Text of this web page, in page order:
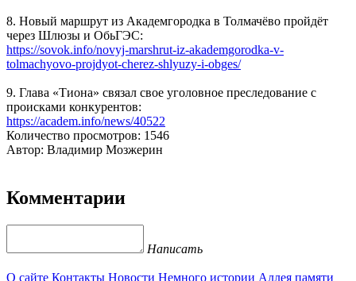
8. Новый маршрут из Академгородка в Толмачёво пройдёт
через Шлюзы и ОбьГЭС:
https://sovok.info/novyj-marshrut-iz-akademgorodka-v-
tolmachyovo-projdyot-cherez-shlyuzy-i-obges/
9. Глава «Тиона» связал свое уголовное преследование с
происками конкурентов:
https://academ.info/news/40522
Количество просмотров: 1546
Автор: Владимир Мозжерин
Комментарии
Написать
О сайте Контакты Новости Немного истории Аллея памяти